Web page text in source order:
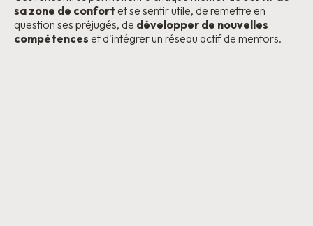
sa zone de confort et se sentir utile, de remettre en
question ses préjugés, de développer de nouvelles
compétences et d'intégrer un réseau actif de mentors.